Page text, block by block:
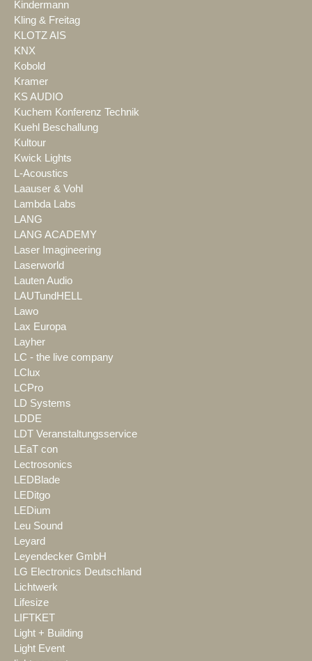
Kindermann
Kling & Freitag
KLOTZ AIS
KNX
Kobold
Kramer
KS AUDIO
Kuchem Konferenz Technik
Kuehl Beschallung
Kultour
Kwick Lights
L-Acoustics
Laauser & Vohl
Lambda Labs
LANG
LANG ACADEMY
Laser Imagineering
Laserworld
Lauten Audio
LAUTundHELL
Lawo
Lax Europa
Layher
LC - the live company
LClux
LCPro
LD Systems
LDDE
LDT Veranstaltungsservice
LEaT con
Lectrosonics
LEDBlade
LEDitgo
LEDium
Leu Sound
Leyard
Leyendecker GmbH
LG Electronics Deutschland
Lichtwerk
Lifesize
LIFTKET
Light + Building
Light Event